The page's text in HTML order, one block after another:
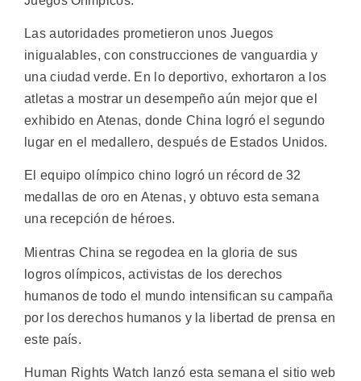
Las autoridades prometieron unos Juegos
inigualables, con construcciones de vanguardia y
una ciudad verde. En lo deportivo, exhortaron a los
atletas a mostrar un desempeño aún mejor que el
exhibido en Atenas, donde China logró el segundo
lugar en el medallero, después de Estados Unidos.
El equipo olímpico chino logró un récord de 32
medallas de oro en Atenas, y obtuvo esta semana
una recepción de héroes.
Mientras China se regodea en la gloria de sus
logros olímpicos, activistas de los derechos
humanos de todo el mundo intensifican su campaña
por los derechos humanos y la libertad de prensa en
este país.
Human Rights Watch lanzó esta semana el sitio web